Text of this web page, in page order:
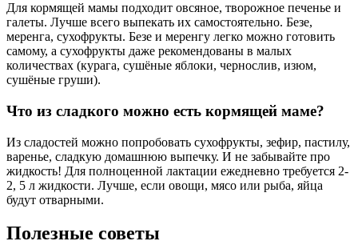
Для кормящей мамы подходит овсяное, творожное печенье и
галеты. Лучше всего выпекать их самостоятельно. Безе,
меренга, сухофрукты. Безе и меренгу легко можно готовить
самому, а сухофрукты даже рекомендованы в малых
количествах (курага, сушёные яблоки, чернослив, изюм,
сушёные груши).
Что из сладкого можно есть кормящей маме?
Из сладостей можно попробовать сухофрукты, зефир, пастилу,
варенье, сладкую домашнюю выпечку. И не забывайте про
жидкость! Для полноценной лактации ежедневно требуется 2-
2, 5 л жидкости. Лучше, если овощи, мясо или рыба, яйца
будут отварными.
Полезные советы